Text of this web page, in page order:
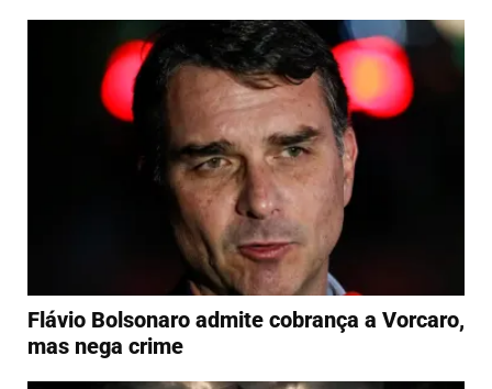
Flávio Bolsonaro admite cobrança a Vorcaro,
mas nega crime